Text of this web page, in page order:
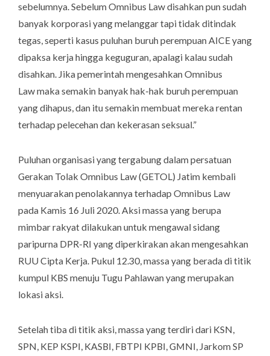
sebelumnya. SebelumOmnibus Lawdisahkan pun sudah
banyak korporasi yang melanggar tapi tidak ditindak
tegas, seperti kasus puluhan buruh perempuan AICE yang
dipaksa kerja hingga keguguran, apalagi kalau sudah
disahkan. Jika pemerintah mengesahkanOmnibus
Lawmaka semakin banyak hak-hak buruh perempuan
yang dihapus, dan itu semakin membuat mereka rentan
terhadap pelecehan dan kekerasan seksual.”
Puluhan organisasi yang tergabung dalam persatuan
Gerakan Tolak Omnibus Law (GETOL) Jatim kembali
menyuarakan penolakannya terhadap Omnibus Law
pada Kamis 16 Juli 2020. Aksi massa yang berupa
mimbar rakyat dilakukan untuk mengawal sidang
paripurna DPR-RI yang diperkirakan akan mengesahkan
RUU Cipta Kerja. Pukul 12.30, massa yang berada di titik
kumpul KBS menuju Tugu Pahlawan yang merupakan
lokasi aksi.
Setelah tiba di titik aksi, massa yang terdiri dari KSN,
SPN, KEP KSPI, KASBI, FBTPI KPBI, GMNI, Jarkom SP